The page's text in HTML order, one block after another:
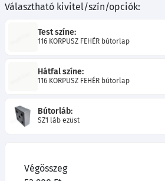
Választható kivitel/szín/opciók:
Test színe:
116 KORPUSZ FEHÉR bútorlap
Hátfal színe:
116 KORPUSZ FEHÉR bútorlap
Bútorláb:
SZ1 láb ezüst
Végösszeg